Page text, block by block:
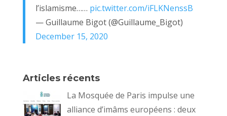
l’islamisme…… pic.twitter.com/iFLKNenssB
— Guillaume Bigot (@Guillaume_Bigot)
December 15, 2020
Articles récents
La Mosquée de Paris impulse une
alliance d’imâms européens : deux